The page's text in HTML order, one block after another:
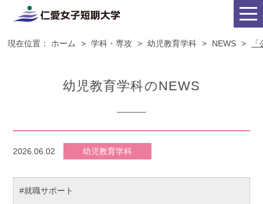
現在位置： ホーム > 学科・専攻 > 幼児教育学科 > NEWS >
幼児教育学科のNEWS
2026.06.02 幼児教育学科
#就職サポート